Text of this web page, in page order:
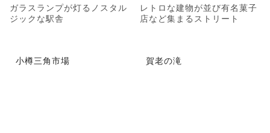
ガラスランプが灯るノスタル
ジックな駅舎
レトロな建物が並び有名菓子
店など集まるストリート
小樽三角市場 賀老の滝